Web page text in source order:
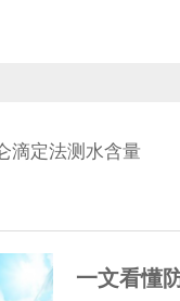
滴定法测水含量
一文看懂